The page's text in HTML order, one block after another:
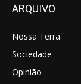
ARQUIVO
Nossa Terra
Sociedade
Opinião